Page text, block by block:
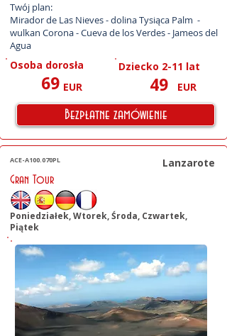
Twój plan:
Mirador de Las Nieves - dolina Tysiąca Palm  -
wulkan Corona - Cueva de los Verdes - Jameos del
Agua
Osoba dorosła
69 EUR
Dziecko 2-11 lat
49 EUR
Bezpłatne zamówienie
ACE-A100.070PL
Lanzarote
Gran Tour
Poniedziałek, Wtorek, Środa, Czwartek,
Piątek